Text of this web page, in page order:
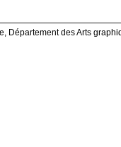
Département des Arts